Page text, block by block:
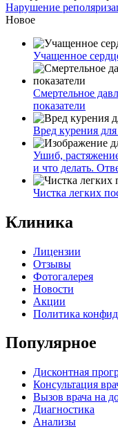
Нарушение
Новое
Учащенное
Смертельное
показатели
Вред курения
Ушиб,
и что делать.
Чистка легких
Клиника
Лицензии
Отзывы
Фотогалерея
Новости
Акции
Политика
Популярное
Дисконтная
Консультация
Вызов врача на
Диагностика
Анализы